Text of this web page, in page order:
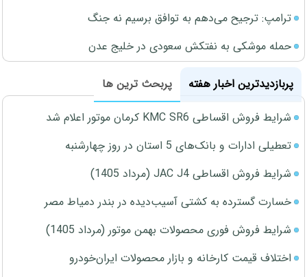
ترامپ: ترجیح می‌دهم به توافق برسیم نه جنگ
حمله موشکی به نفتکش سعودی در خلیج عدن
پربازدیدترین اخبار هفته
پربحث ترین ها
شرایط فروش اقساطی KMC SR6 کرمان موتور اعلام شد
تعطیلی ادارات و بانک‌های 5 استان در روز چهارشنبه
شرایط فروش اقساطی JAC J4 (مرداد 1405)
خسارت گسترده به کشتی آسیب‌دیده در بندر دمیاط مصر
شرایط فروش فوری محصولات بهمن موتور (مرداد 1405)
اختلاف قیمت کارخانه و بازار محصولات ایران‌خودرو